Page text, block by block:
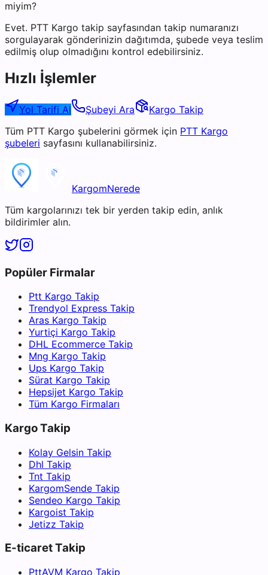
miyim?
Evet. PTT Kargo takip sayfasından takip numaranızı
sorgulayarak gönderinizin dağıtımda, şubede veya teslim
edilmiş olup olmadığını kontrol edebilirsiniz.
Hızlı İşlemler
Yol Tarifi Al Şubeyi Ara
Kargo Takip
Tüm PTT Kargo şubelerini görmek için PTT Kargo
şubeleri sayfasını kullanabilirsiniz.
KargomNerede
Tüm kargolarınızı tek bir yerden takip edin, anlık
bildirimler alın.
Popüler Firmalar
Ptt Kargo Takip
Trendyol Express Takip
Aras Kargo Takip
Yurtiçi Kargo Takip
DHL Ecommerce Takip
Mng Kargo Takip
Ups Kargo Takip
Sürat Kargo Takip
Hepsijet Kargo Takip
Tüm Kargo Firmaları
Kargo Takip
Kolay Gelsin Takip
Dhl Takip
Tnt Takip
KargomSende Takip
Sendeo Kargo Takip
Kargoist Takip
Jetizz Takip
E-ticaret Takip
PttAVM Kargo Takip